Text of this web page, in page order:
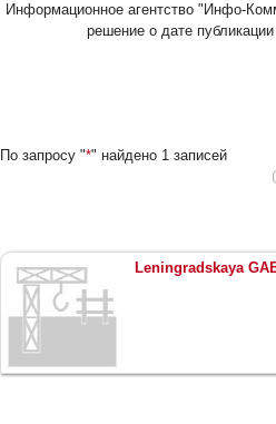
Информационное агентство "Инфо-
решение о дате
По запросу "*" найдено 1 записей
Leningradskaya